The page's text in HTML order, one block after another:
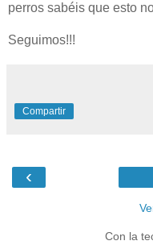
perros sabéis que esto
Seguimos!!!
Compartir
‹
Con la